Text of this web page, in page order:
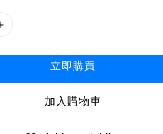
立即購買
加入購物車